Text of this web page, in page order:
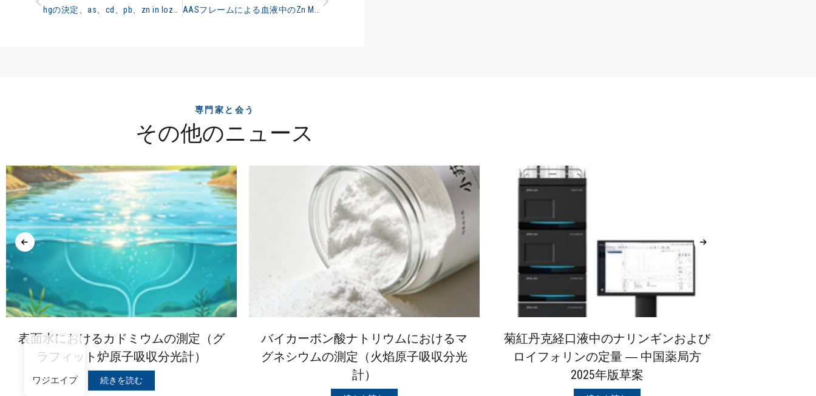
専門家と会う
その他のニュース
表面水におけるカドミウムの測定（グ
ラフィット炉原子吸収分光計）
続きを読む
バイカーボン酸ナトリウムにおけるマ
グネシウムの測定（火焰原子吸収分光
計）
菊紅丹克経口液中のナリンギンおよび
ロイフォリンの定量 ― 中国薬局方
2025年版草案
ワジエイプ